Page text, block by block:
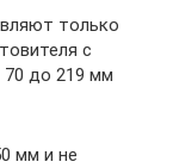
только
с
до 219 мм
мм и не